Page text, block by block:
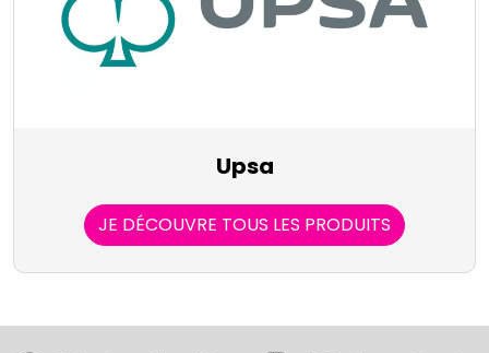
Upsa
JE DÉCOUVRE TOUS LES PRODUITS